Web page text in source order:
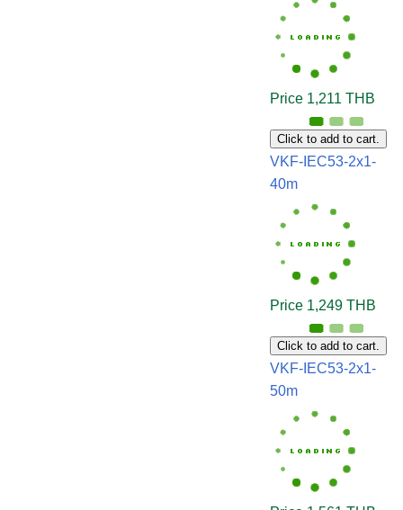
Price 1,211 THB
Click to add to cart.
VKF-IEC53-2x1-
40m
Price 1,249 THB
Click to add to cart.
VKF-IEC53-2x1-
50m